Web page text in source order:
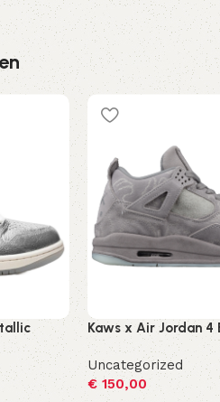
Kaws x Air Jordan 4
Uncategorized
€150,00